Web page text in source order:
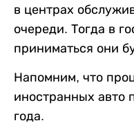
в центрах
очереди. Тогда в
приниматься они
Напомним, что
иностранных авто
года.